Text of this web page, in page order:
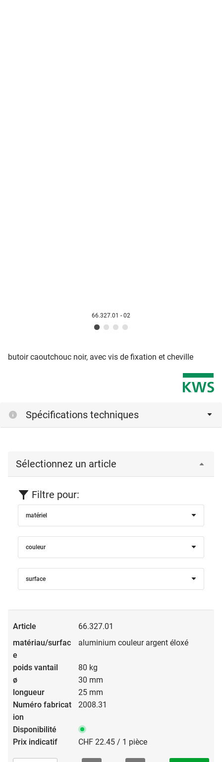
66.327.01 - 02
butoir caoutchouc noir, avec vis de fixation et cheville
Spécifications techniques
Sélectionnez un article
Filtre pour:
matériel
couleur
surface
66.327.01
aluminium couleur argent éloxé
80 kg
30 mm
25 mm
2008.31
CHF 22.45 / 1 pièce